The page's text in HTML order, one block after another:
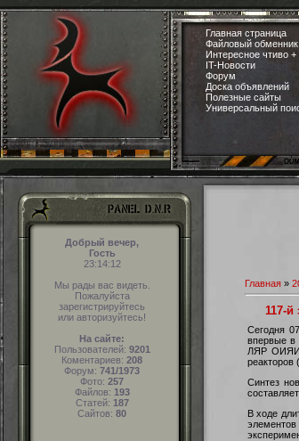
Главная страница
Файловый обменник
Интересное чтиво +
IT-Новости
Форум
Доска объявлений
Полезные сайты
Универсальный
Добрый вечер,
Гость
23:14:12
Мы рады вас видеть.
Пожалуйста
зарегистрируйтесь
или авторизуйтесь!
На сайте:
Пользователей: 9201
Коментариев: 208
Форум: 741/1973
Фото: 257
Файлов: 193
Статей: 187
Сайтов: 80
Главная »
117-
Сегодня
впервые в
ЛЯР ОИЯИ
реакторов
Cинтез
В ходе